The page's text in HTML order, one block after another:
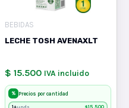
BEBIDAS
LECHE TOSH AVENAXLT
$ 15.500 IVA incluido
% Precios por cantidad